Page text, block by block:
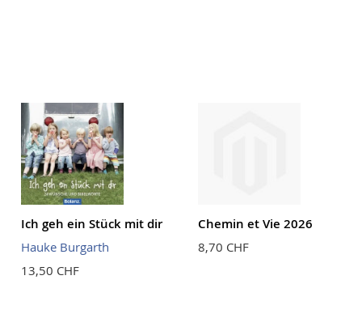
Ich geh ein Stück mit dir
Hauke Burgarth
13,50 CHF
Chemin et Vie 2026
8,70 CHF